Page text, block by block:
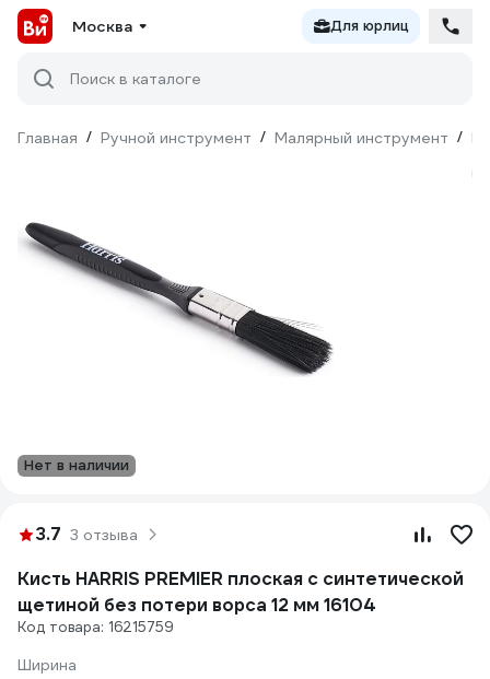
Москва Для юрлиц
Поиск в каталоге
Главная / Ручной инструмент / Малярный инструмент /
Нет в наличии
3.7 3 отзыва
Кисть HARRIS PREMIER плоская с синтетической
щетиной без потери ворса 12 мм 16104
Код товара: 16215759
Ширина